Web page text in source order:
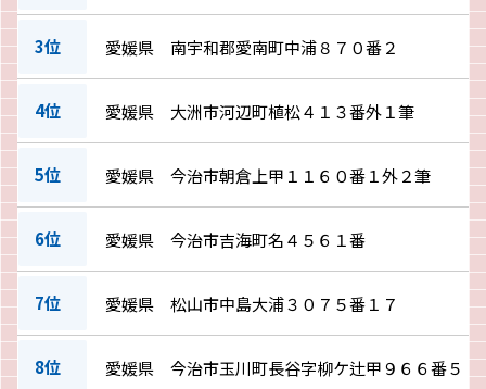
3位 愛媛県 南宇和郡愛南町中浦８７０番２
4位 愛媛県 大洲市河辺町植松４１３番外１筆
5位 愛媛県 今治市朝倉上甲１１６０番１外２筆
6位 愛媛県 今治市吉海町名４５６１番
7位 愛媛県 松山市中島大浦３０７５番１７
8位 愛媛県 今治市玉川町長谷字柳ケ辻甲９６６番５